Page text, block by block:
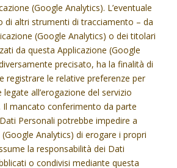
(Google Analytics). L’eventuale
di altri strumenti di tracciamento – da
(Google Analytics) o dei titolari
da questa Applicazione (Google
precisato, ha la finalità di
registrare le relative preferenze per
all’erogazione del servizio
Il mancato conferimento da parte
Personali potrebbe impedire a
Analytics) di erogare i propri
la responsabilità dei Dati
o condivisi mediante questa